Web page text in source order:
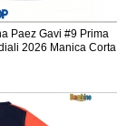
Paez Gavi #9 Prima
Maglia Femminile Mondiali 2026 Manica Corta